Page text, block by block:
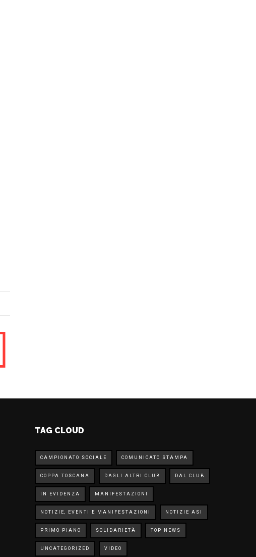
TAG CLOUD
CAMPIONATO SOCIALE COMUNICATO STAMPA
COPPA TOSCANA DAGLI ALTRI CLUB DAL CLUB
IN EVIDENZA MANIFESTAZIONI
NOTIZIE, EVENTI E MANIFESTAZIONI NOTIZIE ASI
PRIMO PIANO SOLIDARIETÀ TOP NEWS
UNCATEGORIZED VIDEO